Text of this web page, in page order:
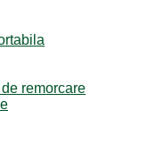
remorcare